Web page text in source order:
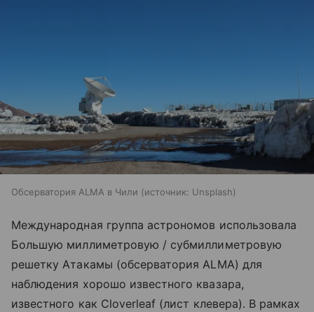
Обсерватория ALMA в Чили источник: Unsplash
Международная группа астрономов использовала
Большую миллиметровую / субмиллиметровую
решетку Атакамы (обсерватория ALMA) для
наблюдения хорошо известного квазара,
известного как Cloverleaf (лист клевера). В рамках